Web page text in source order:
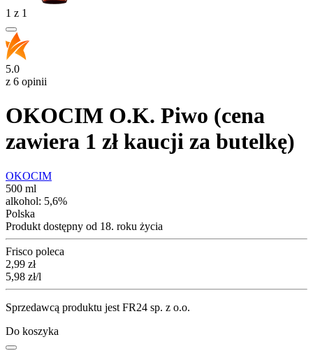
1 z 1
5.0
z 6 opinii
OKOCIM O.K. Piwo (cena
zawiera 1 zł kaucji za butelkę)
OKOCIM
500 ml
alkohol: 5,6%
Polska
Produkt dostępny od 18. roku życia
Frisco poleca
Cena
2,99 zł
5,98 zł/l
Sprzedawcą produktu jest FR24 sp. z o.o.
Do koszyka